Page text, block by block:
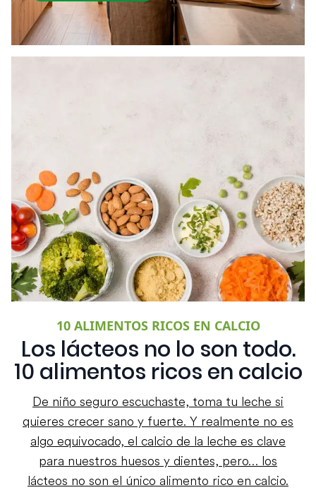
10 ALIMENTOS RICOS EN CALCIO
Los lácteos no lo son todo.
10 alimentos ricos en calcio
De niño seguro escuchaste, toma tu leche si
quieres crecer sano y fuerte. Y realmente no es
algo equivocado, el calcio de la leche es clave
para nuestros huesos y dientes, pero… los
lácteos no son el único alimento rico en calcio.